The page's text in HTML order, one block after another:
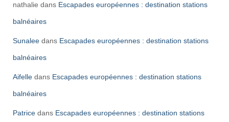
nathalie dans Escapades européennes : destination stations
balnéaires
Sunalee dans Escapades européennes : destination stations
balnéaires
Aifelle dans Escapades européennes : destination stations
balnéaires
Patrice dans Escapades européennes : destination stations